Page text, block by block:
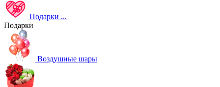
Подарки ...
Подарки
Воздушные шары